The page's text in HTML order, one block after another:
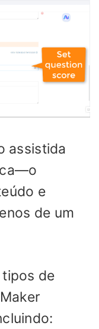
assistida
e
de um
de